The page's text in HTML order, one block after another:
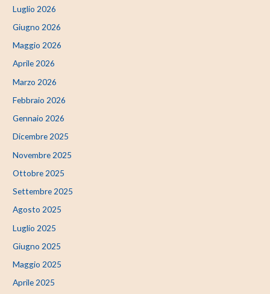
Luglio 2026
Giugno 2026
Maggio 2026
Aprile 2026
Marzo 2026
Febbraio 2026
Gennaio 2026
Dicembre 2025
Novembre 2025
Ottobre 2025
Settembre 2025
Agosto 2025
Luglio 2025
Giugno 2025
Maggio 2025
Aprile 2025